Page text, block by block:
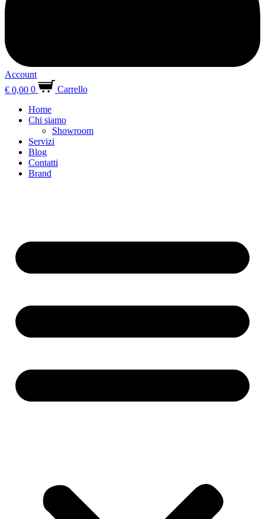
Account
€ 0,00 0
Carrello
Home
Chi siamo
Showroom
Servizi
Blog
Contatti
Brand